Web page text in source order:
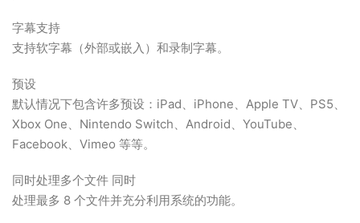
字幕支持
支持软字幕（外部或嵌入）和录制字幕。
预设
默认情况下包含许多预设：iPad、iPhone、Apple TV、PS5、
Xbox One、Nintendo Switch、Android、YouTube、
Facebook、Vimeo 等等。
同时处理多个文件 同时
处理最多 8 个文件并充分利用系统的功能。